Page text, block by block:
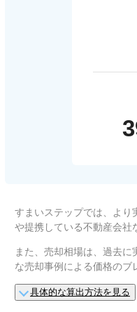
すまいステップでは、より
や提携している不動産会社
また、売却相場は、過去
な売却事例による価格のブ
具体的な算出方法を見る